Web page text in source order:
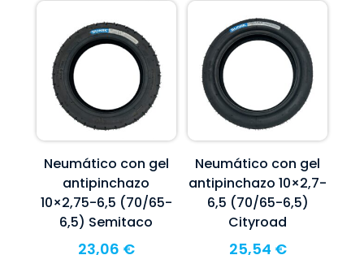
Neumático con gel
antipinchazo
10×2,75-6,5 (70/65-
6,5) Semitaco
23,06 €
Neumático con gel
antipinchazo 10×2,7-
6,5 (70/65-6,5)
Cityroad
25,54 €